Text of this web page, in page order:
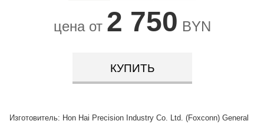
цена от 2 750 BYN
КУПИТЬ
Изготовитель: Hon Hai Precision Industry Co. Ltd. (Foxconn) General